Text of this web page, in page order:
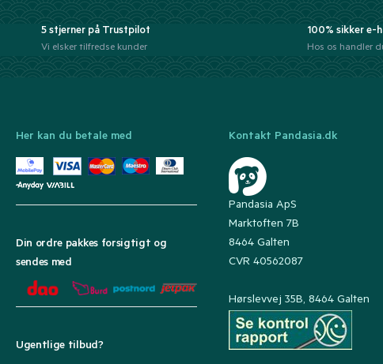
5 stjerner på Trustpilot
Vi elsker tilfredse kunder
100% sikker e-
Hos os handler
Her kan du betale med
Din ordre pakkes forsigtigt og
sendes med
Ugentlige tilbud?
Kontakt Pandasia.dk
Pandasia ApS
Marktoften 7B
8464 Galten
CVR 40562087
Hørslevvej 35B, 8464 Galten